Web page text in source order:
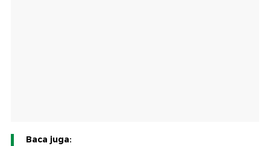
Baca juga: